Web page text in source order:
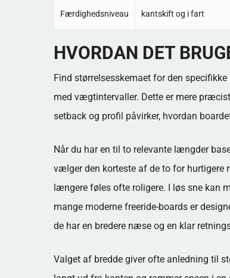
Færdighedsniveau
kantskift og i fart
HVORDAN DET
Find størrelsesskemaet for den
med vægtintervaller. Dette er mere
setback og profil påvirker, hvordan
Når du har en til to relevante længder
vælger den korteste af de to for hurtigere
længere føles ofte roligere. I løs sne kan
mange moderne freeride-boards er
de har en bredere næse og en klar
Valget af bredde giver ofte anledning til